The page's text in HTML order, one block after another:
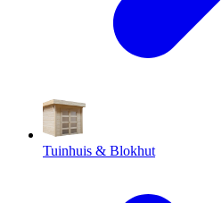
Tuinhuis & Blokhut